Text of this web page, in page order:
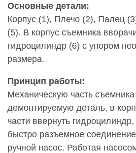
Основные детали:
Корпус (1), Плечо (2), Палец
(5). В корпус съемника
гидроцилиндр (6) с упором
размера.
Принцип работы:
Механическую часть съемника
демонтируемую деталь, в
части ввернуть
быстро разъемное
ручной насос. Работая